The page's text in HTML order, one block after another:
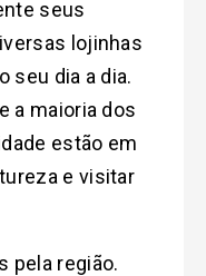
seus
lojinhas
seu dia a dia.
a maioria dos
estão em
e visitar
pela região.